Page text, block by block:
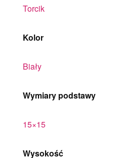
Torcik
Kolor
Biały
Wymiary podstawy
15×15
Wysokość